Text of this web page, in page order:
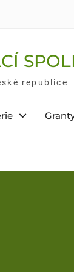
republice